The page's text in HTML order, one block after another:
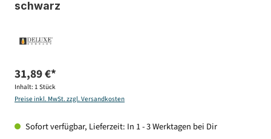
schwarz
31,89 €*
Inhalt: 1 Stück
Preise inkl. MwSt. zzgl. Versandkosten
Sofort verfügbar, Lieferzeit: In 1 - 3 Werktagen bei Dir